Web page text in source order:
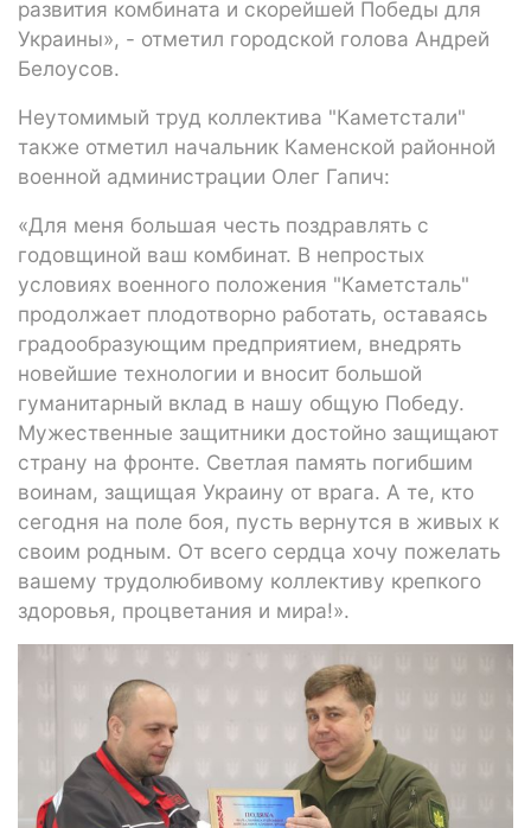
развития комбината и скорейшей Победы для
Украины», - отметил городской голова Андрей
Белоусов.
Неутомимый труд коллектива "Каметстали"
также отметил начальник Каменской районной
военной администрации Олег Гапич:
«Для меня большая честь поздравлять с
годовщиной ваш комбинат. В непростых
условиях военного положения "Каметсталь"
продолжает плодотворно работать, оставаясь
градообразующим предприятием, внедрять
новейшие технологии и вносит большой
гуманитарный вклад в нашу общую Победу.
Мужественные защитники достойно защищают
страну на фронте. Светлая память погибшим
воинам, защищая Украину от врага. А те, кто
сегодня на поле боя, пусть вернутся в живых к
своим родным. От всего сердца хочу пожелать
вашему трудолюбивому коллективу крепкого
здоровья, процветания и мира!».